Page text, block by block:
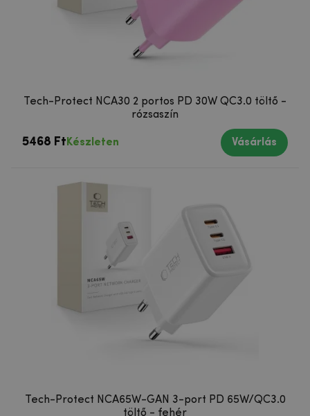
Tech-Protect NCA30 2 portos PD 30W QC3.0 töltő -
rózsaszín
5468 Ft Készleten Vásárlás
Tech-Protect NCA65W-GAN 3-port PD 65W/QC3.0
töltő - fehér